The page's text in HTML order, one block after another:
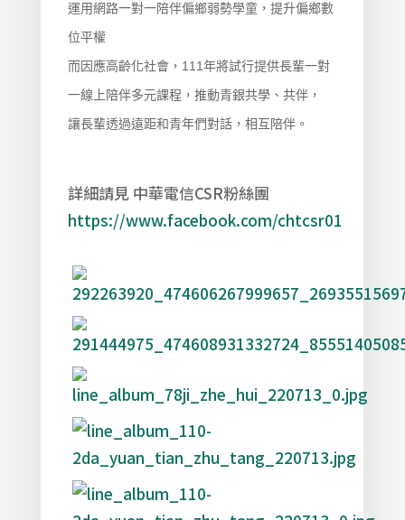
運用網路一對一陪伴偏鄉弱勢學童，提升偏鄉數
位平權
而因應高齡化社會，111年將試行提供長輩一對
一線上陪伴多元課程，推動青銀共學、共伴，
讓長輩透過遠距和青年們對話，相互陪伴。
詳細請見 中華電信CSR粉絲團
https://www.facebook.com/chtcsr01